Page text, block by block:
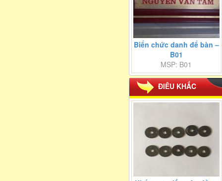
Biển chức danh để bàn –
B01
MSP: B01
ĐIÊU KHẮC